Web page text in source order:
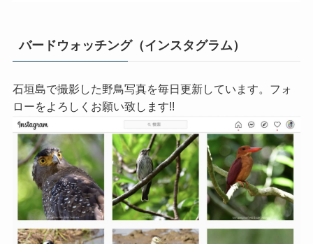
バードウォッチング（インスタグラム）
石垣島で撮影した野鳥写真を毎日更新しています。フォ
ローをよろしくお願い致します!!